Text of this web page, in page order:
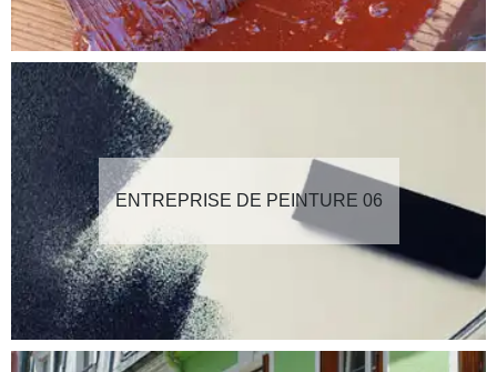
ENTREPRISE DE PEINTURE 06